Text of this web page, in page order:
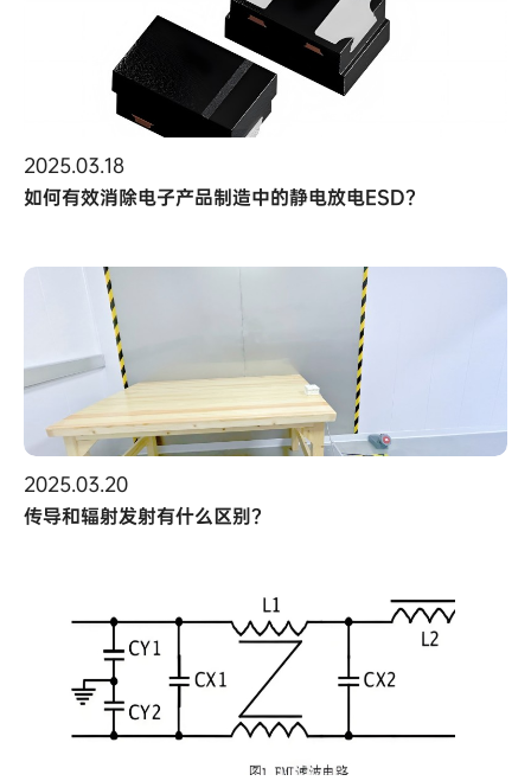
2025.03.18
如何有效消除电子产品制造中的静电放电ESD？
2025.03.20
传导和辐射发射有什么区别？